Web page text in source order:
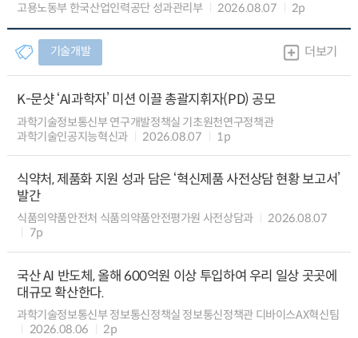
고용노동부 한국산업인력공단 성과관리부 2026.08.07 2p
기술개발 더보기
K-문샷 ‘AI과학자’ 미션 이끌 총괄지휘자(PD) 공모
과학기술정보통신부 연구개발정책실 기초원천연구정책관
과학기술인공지능혁신과
2026.08.07 1p
식약처, 제품화 지원 성과 담은 ‘혁신제품 사전상담 현황 보고서’
발간
식품의약품안전처 식품의약품안전평가원 사전상담과
2026.08.07
7p
국산 AI 반도체, 올해 600억원 이상 투입하여 우리 일상 곳곳에
대규모 확산한다.
과학기술정보통신부 정보통신정책실 정보통신정책관 디바이스AX혁신팀
2026.08.06
2p